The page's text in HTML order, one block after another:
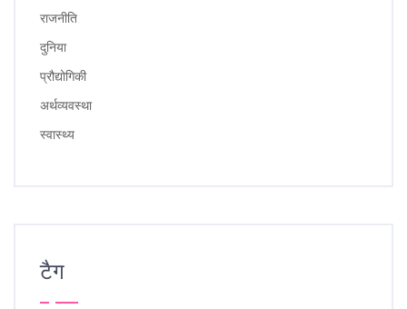
राजनीति
दुनिया
प्रौद्योगिकी
अर्थव्यवस्था
स्वास्थ्य
टैग